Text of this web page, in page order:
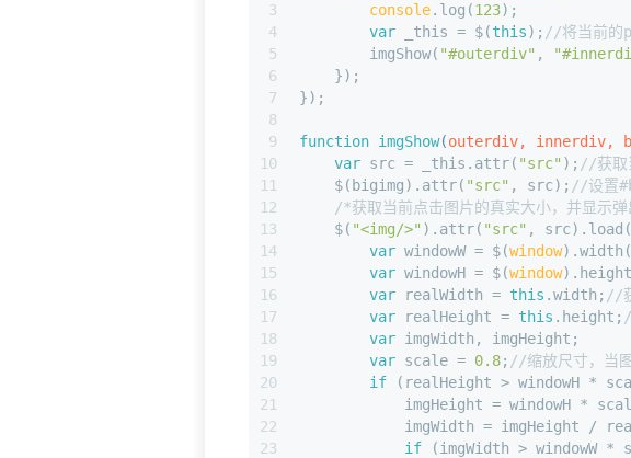
3
4
5
6
7
8
9
10
11
12
13
14
15
16
17
18
19
20
21
22
23
console.log(123);
var _this = $(this); //将当前的
        imgShow(
"#outerdiv" ,
    });
});
function imgShow(outerdiv, innerdiv,
var src = _this.attr( "src" ); //获取
    $(bigimg).attr(
"src" , src); //设置
/*获取当前点击图片的真实大小，并显示
    $(
"<img/>" ).attr( "src" , src).load(
var windowW = $(window
var windowH = $(window
var realWidth = this .width; //
var realHeight = this .height;
var imgWidth, imgHeight;
var scale = 0.8; //缩放尺寸，当
if (realHeight > windowH *
imgHeight = windowH *
imgWidth = imgHeight /
if (imgWidth > windowW *